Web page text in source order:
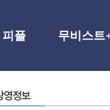
피플 무비스트